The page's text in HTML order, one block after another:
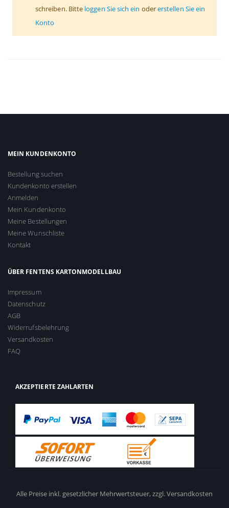
schreiben. Bitte loggen Sie sich ein odererstellen Sie ein
Konto
MEIN KUNDENKONTO
Bestellung suchen
Kundenkonto erstellen
Anmelden
Mein Kundenkonto
Meine Bestellungen
Meine Wunschliste
Kontakt
ÜBER FENTENS KARTONMODELLBAU
Impressum
Datenschutz
AGB
Widerrufsbelehrung
Versandkosten
FAQ
AKZEPTIERTE ZAHLARTEN
Alle Preise inkl. gesetzlicher Mehrwertsteuer,zzgl. Versandkosten